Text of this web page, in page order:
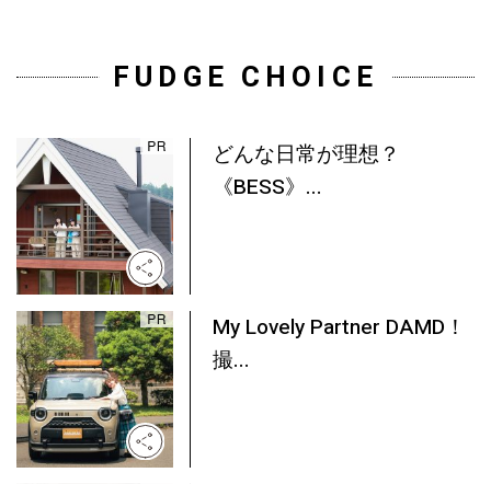
FUDGE CHOICE
どんな日常が理想？
《BESS》...
My Lovely Partner DAMD！
撮...